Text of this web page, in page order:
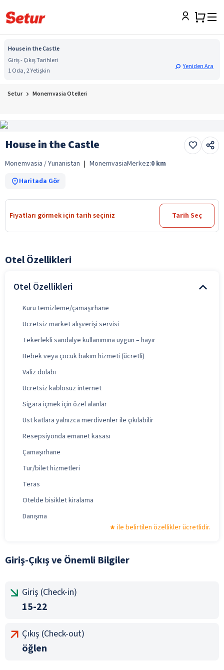
House in the Castle
Giriş - Çıkış Tarihleri
1 Oda, 2 Yetişkin
Yeniden Ara
Setur Monemvasia Otelleri
House in the Castle
Monemvasia / Yunanistan | MonemvasiaMerkez:0 km
Haritada Gör
Fiyatları görmek için tarih seçiniz Tarih Seç
Otel Özellikleri
Otel Özellikleri
Kuru temizleme/çamaşırhane
Ücretsiz market alışverişi servisi
Tekerlekli sandalye kullanımına uygun – hayır
Bebek veya çocuk bakım hizmeti (ücretli)
Valiz dolabı
Ücretsiz kablosuz internet
Sigara içmek için özel alanlar
Üst katlara yalnızca merdivenler ile çıkılabilir
Resepsiyonda emanet kasası
Çamaşırhane
Tur/bilet hizmetleri
Teras
Otelde bisiklet kiralama
Danışma
ile belirtilen özellikler ücretlidir.
Giriş-Çıkış ve Önemli Bilgiler
Giriş (Check-in)
15-22
Çıkış (Check-out)
öğlen